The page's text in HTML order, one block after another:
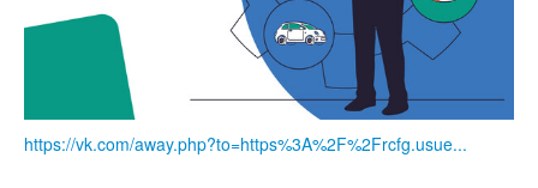
https://vk.com/away.php?to=https%3A%2F%2Frcfg.usue...